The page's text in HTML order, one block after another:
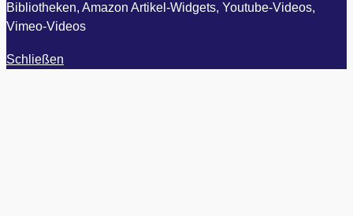
Bibliotheken, Amazon Artikel-Widgets, Youtube-Videos,
Vimeo-Videos
Schließen